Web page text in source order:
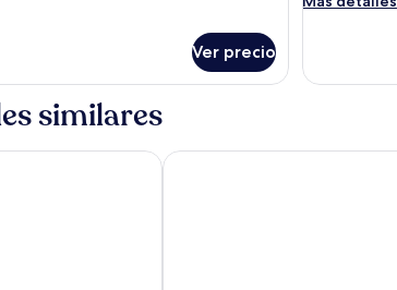
Ver precio
similares
Ocean Drive Sevilla